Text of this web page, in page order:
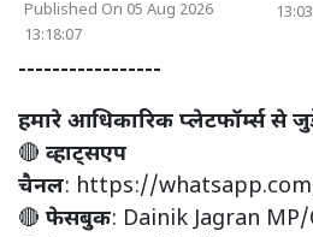
Published On 05 Aug 2026
13:18:07
-----------------
हमारे आधिकारिक प्लेटफॉर्म्स से
🔴 व्हाट्सएप
चैनल: https://
🔴 फेसबुक: Dainik Jagran